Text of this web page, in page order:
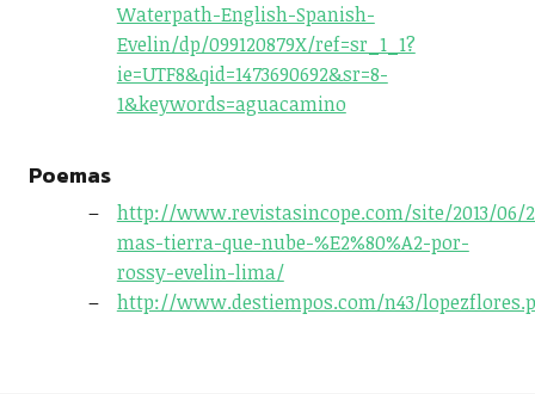
Waterpath-English-Spanish-
Evelin/dp/099120879X/ref=sr_1_1?
ie=UTF8&qid=1473690692&sr=8-
1&keywords=aguacamino
Poemas
http://www.revistasincope.com/site/2013/06/
mas-tierra-que-nube-%E2%80%A2-por-
rossy-evelin-lima/
http://www.destiempos.com/n43/